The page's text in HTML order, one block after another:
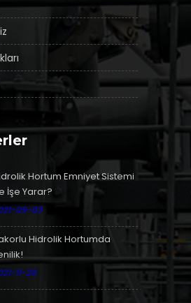
Hortum Emniyet Sistemi
İşe Yarar?
09-03
Hidrolik Hortumda
11-29